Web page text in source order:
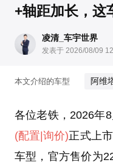
+轴距加长，这
凌清_车宇世界
发表于 2026/08/09
本文介绍的车型 阿维
各位老铁，2026年
(配置 |询价)正式上
车型，官方售价为